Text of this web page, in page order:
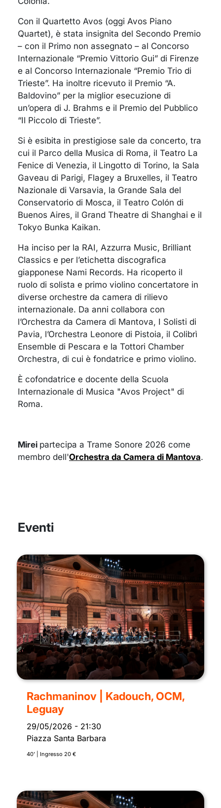
Con il Quartetto Avos (oggi Avos Piano
Quartet), è stata insignita del Secondo Premio
– con il Primo non assegnato – al Concorso
Internazionale “Premio Vittorio Gui” di Firenze
e al Concorso Internazionale “Premio Trio di
Trieste”. Ha inoltre ricevuto il Premio “A.
Baldovino” per la miglior esecuzione di
un’opera di J. Brahms e il Premio del Pubblico
“Il Piccolo di Trieste”.
Si è esibita in prestigiose sale da concerto, tra
cui il Parco della Musica di Roma, il Teatro La
Fenice di Venezia, il Lingotto di Torino, la Sala
Gaveau di Parigi, Flagey a Bruxelles, il Teatro
Nazionale di Varsavia, la Grande Sala del
Conservatorio di Mosca, il Teatro Colón di
Buenos Aires, il Grand Theatre di Shanghai e il
Tokyo Bunka Kaikan.
Ha inciso per la RAI, Azzurra Music, Brilliant
Classics e per l’etichetta discografica
giapponese Nami Records. Ha ricoperto il
ruolo di solista e primo violino concertatore in
diverse orchestre da camera di rilievo
internazionale. Da anni collabora con
l’Orchestra da Camera di Mantova, I Solisti di
Pavia, l’Orchestra Leonore di Pistoia, il Colibrì
Ensemble di Pescara e la Tottori Chamber
Orchestra, di cui è fondatrice e primo violino.
È cofondatrice e docente della Scuola
Internazionale di Musica "Avos Project" di
Roma.
Mirei partecipa a Trame Sonore 2026 come
membro dell'Orchestra da Camera di Mantova.
Eventi
Rachmaninov | Kadouch, OCM,
Leguay
29/05/2026 - 21:30
Piazza Santa Barbara
40’ | Ingresso 20 €